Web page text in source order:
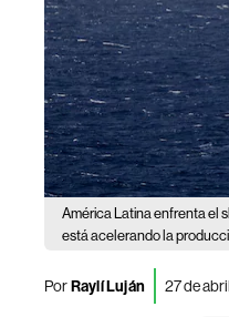
América Latina enfrenta el
está acelerando la
PorRaylí Luján 27 de